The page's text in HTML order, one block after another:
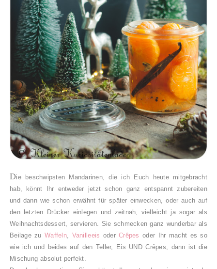
Die beschwipsten Mandarinen, die ich Euch heute mitgebracht
hab, könnt Ihr entweder jetzt schon ganz entspannt zubereiten
und dann wie schon erwähnt für später einwecken, oder auch auf
den letzten Drücker einlegen und zeitnah, vielleicht ja sogar als
Weihnachtsdessert, servieren. Sie schmecken ganz wunderbar als
Beilage zuWaffeln, Vanilleeis oderCrêpes oder Ihr macht es so
wie ich und beides auf den Teller, Eis UND Crêpes, dann ist die
Mischung absolut perfekt.